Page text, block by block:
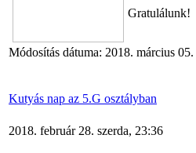
Gratulálunk!
Módosítás dátuma: 2018. március
Kutyás nap az 5.G osztályban
2018. február 28. szerda, 23:36